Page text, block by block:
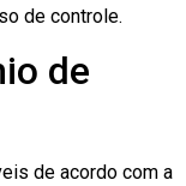
de controle.
de
de acordo com a